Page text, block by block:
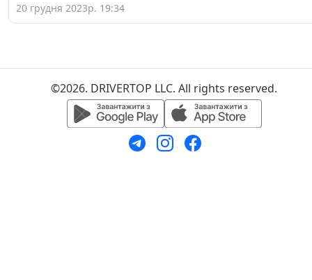
20 грудня 2023р. 19:34
©2026. DRIVERTOP LLC. All rights reserved.